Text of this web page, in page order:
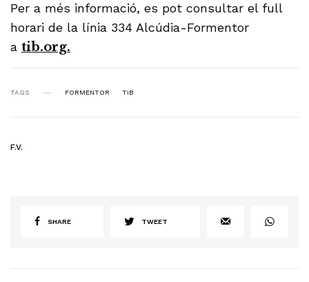
Per a més informació, es pot consultar el full
horari de la línia 334 Alcúdia-Formentor
atib.org.
TAGS FORMENTOR TIB
F.V.
SHARE TWEET